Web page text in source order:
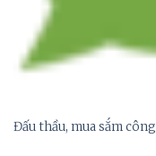
Đấu thầu, mua sắm công